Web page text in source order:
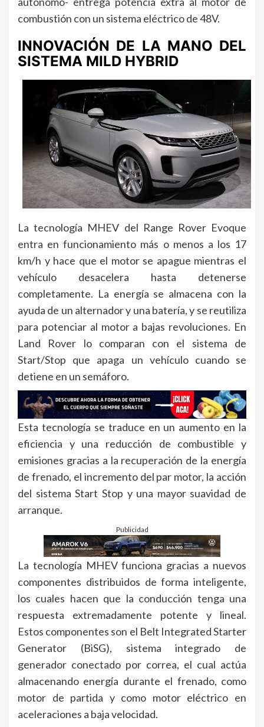
combustión con un sistema eléctrico de 48V.
INNOVACIÓN DE LA MANO DEL
SISTEMA MILD HYBRID
La tecnología MHEV del Range Rover Evoque
entra en funcionamiento más o menos a los 17
km/h y hace que el motor se apague mientras el
vehículo desacelera hasta detenerse
completamente. La energía se almacena con la
ayuda de un alternador y una batería, y se reutiliza
para potenciar al motor a bajas revoluciones. En
Land Rover lo comparan con el sistema de
Start/Stop que apaga un vehículo cuando se
detiene en un semáforo.
Esta tecnología se traduce en un aumento en la
eficiencia y una reducción de combustible y
emisiones gracias a la recuperación de la energía
de frenado, el incremento del par motor, la acción
del sistema Start Stop y una mayor suavidad de
arranque.
Publicidad
La tecnología MHEV funciona gracias a nuevos
componentes distribuidos de forma inteligente,
los cuales hacen que la conducción tenga una
respuesta extremadamente potente y lineal.
Estos componentes son el Belt Integrated Starter
Generator (BiSG), sistema integrado de
generador conectado por correa, el cual actúa
almacenando energía durante el frenado, como
motor de partida y como motor eléctrico en
aceleraciones a baja velocidad.